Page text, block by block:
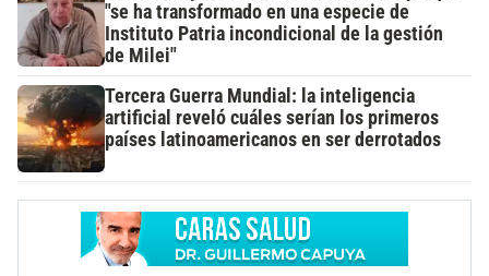
"se ha transformado en una especie de
Instituto Patria incondicional de la gestión
de Milei"
Tercera Guerra Mundial: la inteligencia
artificial reveló cuáles serían los primeros
países latinoamericanos en ser derrotados